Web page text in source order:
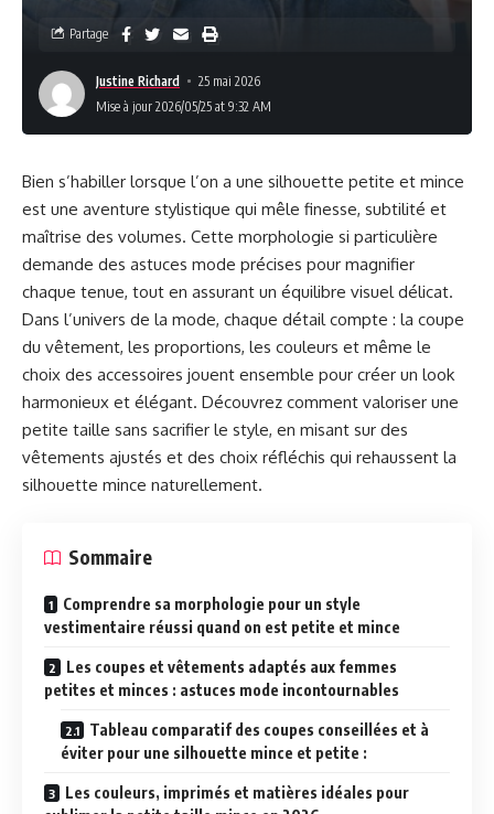
Justine Richard
25 mai 2026
Mise à jour 2026/05/25 at 9:32 AM
Partage
Bien s’habiller lorsque l’on a une silhouette petite et mince
est une aventure stylistique qui mêle finesse, subtilité et
maîtrise des volumes. Cette morphologie si particulière
demande des astuces mode précises pour magnifier
chaque tenue, tout en assurant un équilibre visuel délicat.
Dans l’univers de la mode, chaque détail compte : la coupe
du vêtement, les proportions, les couleurs et même le
choix des accessoires jouent ensemble pour créer un look
harmonieux et élégant. Découvrez comment valoriser une
petite taille sans sacrifier le style, en misant sur des
vêtements ajustés et des choix réfléchis qui rehaussent la
silhouette mince naturellement.
Sommaire
Comprendre sa morphologie pour un style
vestimentaire réussi quand on est petite et mince
Les coupes et vêtements adaptés aux femmes
petites et minces : astuces mode incontournables
Tableau comparatif des coupes conseillées et à
éviter pour une silhouette mince et petite :
Les couleurs, imprimés et matières idéales pour